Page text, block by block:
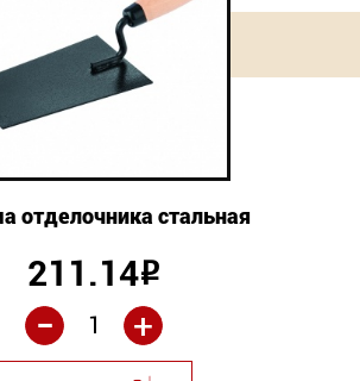
отделочника стальная
211.14Р
+
-